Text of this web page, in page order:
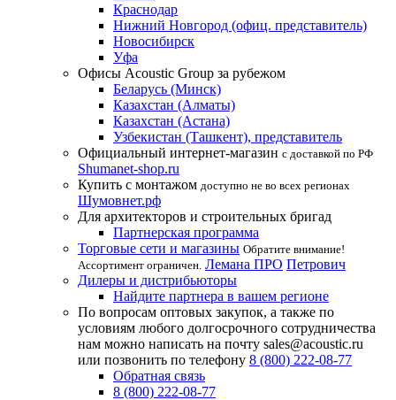
Краснодар
Нижний Новгород (офиц. представитель)
Новосибирск
Уфа
Офисы Acoustic Group за рубежом
Беларусь (Минск)
Казахстан (Алматы)
Казахстан (Астана)
Узбекистан (Ташкент), представитель
Официальный интернет-магазин с доставкой по РФ
Shumanet-shop.ru
Купить с монтажом доступно не во всех регионах
Шумовнет.рф
Для архитекторов и строительных бригад
Партнерская программа
Торговые сети и магазины Обратите внимание!
Ассортимент ограничен. Лемана ПРО Петрович
Дилеры и дистрибьюторы
Найдите партнера в вашем регионе
По вопросам оптовых закупок, а также по
условиям любого долгосрочного сотрудничества
нам можно написать на почту sales@acoustic.ru
или позвонить по телефону 8 (800) 222-08-77
Обратная связь
8 (800) 222-08-77